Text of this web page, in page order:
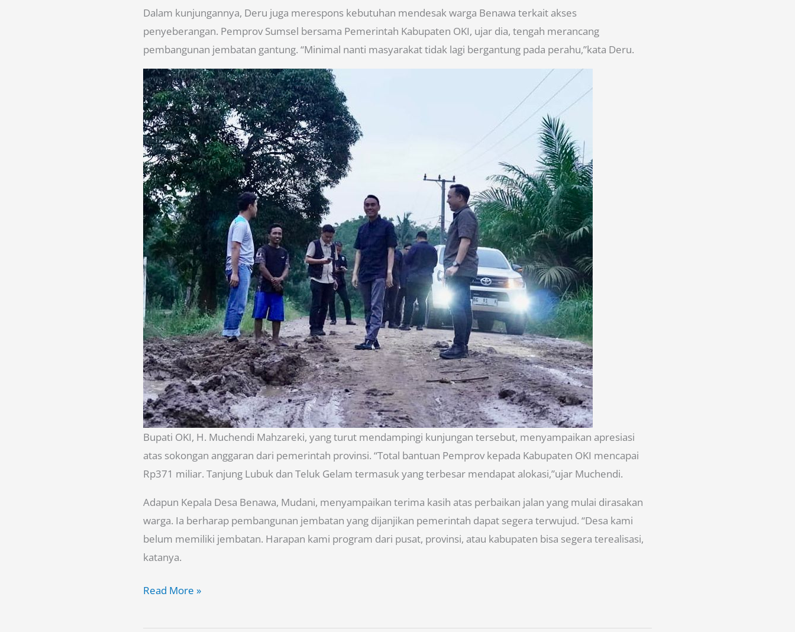
Dalam kunjungannya, Deru juga merespons kebutuhan mendesak warga Benawa terkait akses
penyeberangan. Pemprov Sumsel bersama Pemerintah Kabupaten OKI, ujar dia, tengah merancang
pembangunan jembatan gantung. “Minimal nanti masyarakat tidak lagi bergantung pada perahu,”kata Deru.
Bupati OKI, H. Muchendi Mahzareki, yang turut mendampingi kunjungan tersebut, menyampaikan apresiasi
atas sokongan anggaran dari pemerintah provinsi. “Total bantuan Pemprov kepada Kabupaten OKI mencapai
Rp371 miliar. Tanjung Lubuk dan Teluk Gelam termasuk yang terbesar mendapat alokasi,”ujar Muchendi.
Adapun Kepala Desa Benawa, Mudani, menyampaikan terima kasih atas perbaikan jalan yang mulai dirasakan
warga. Ia berharap pembangunan jembatan yang dijanjikan pemerintah dapat segera terwujud. “Desa kami
belum memiliki jembatan. Harapan kami program dari pusat, provinsi, atau kabupaten bisa segera terealisasi,
katanya.
Read More »